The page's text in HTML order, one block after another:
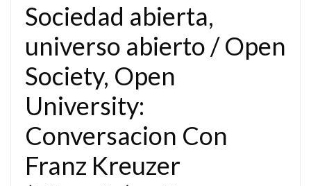
Sociedad abierta,
universo abierto / Open
Society, Open
University:
Conversacion Con
Franz Kreuzer